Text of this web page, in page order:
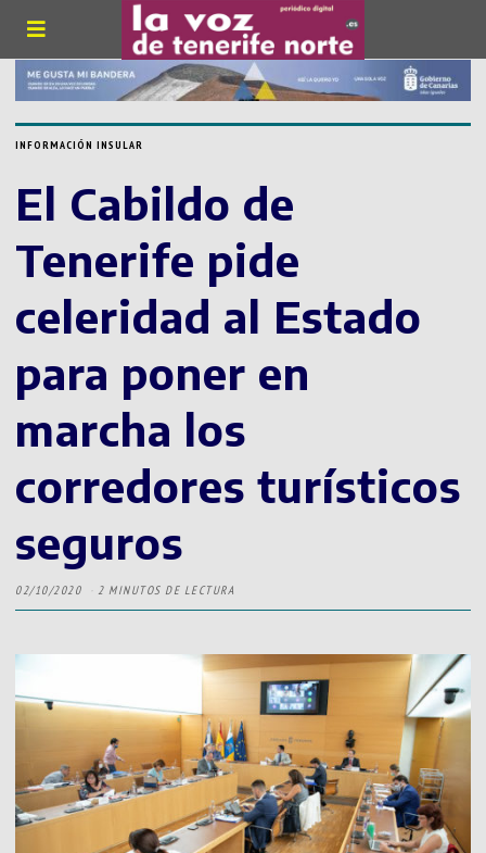
INFORMACIÓN INSULAR
El Cabildo de
Tenerife pide
celeridad al Estado
para poner en
marcha los
corredores turísticos
seguros
02/10/2020 2 MINUTOS DE LECTURA